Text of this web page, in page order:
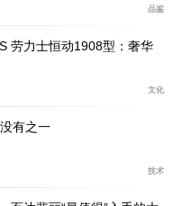
链腕表类似，Nautilus
布局，不具备秒针及日
纹蓝黑渐变表盘，搭
时标，极大提升奢华
品鉴
劳力士恒动1908型：奢华
文化
有之一
技术